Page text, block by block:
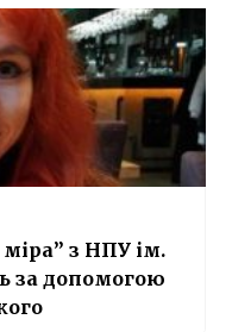
з НПУ ім.
за допомогою